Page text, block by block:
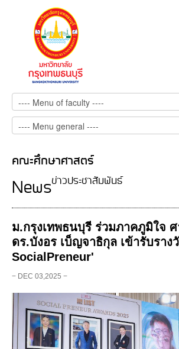
คณะศึกษาศาสตร์
ข่าวประชาสัมพันธ์
News
ม.กรุงเทพธนบุรี ร่วมภาคภูมิใจ
ดร.บังอร เบ็ญจาธิกุล เข้ารับราง
SocialPreneur'
− DEC 03,2025 −